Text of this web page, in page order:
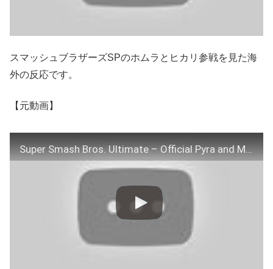
スマッシュブラザーズSPのホムラとヒカリ参戦を見た海
外の反応です。
【元動画】
Super Smash Bros. Ultimate – Official Pyra and Mythra Character Trailer REACTION